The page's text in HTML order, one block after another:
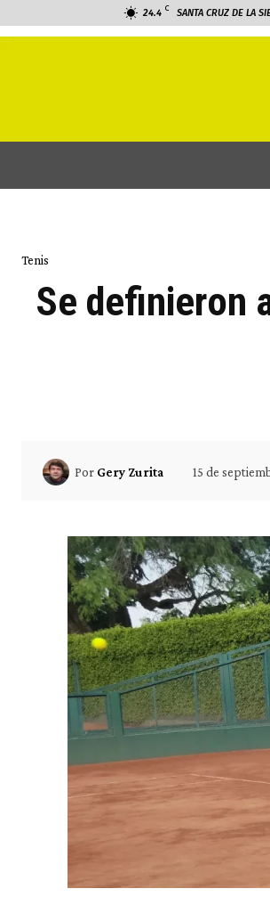
24.4 C SANTA CRUZ DE LA
Tenis
Se definieron
Por Gery Zurita 15 de